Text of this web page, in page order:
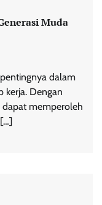
Muda
dalam
kerja. Dengan
dapat memperoleh